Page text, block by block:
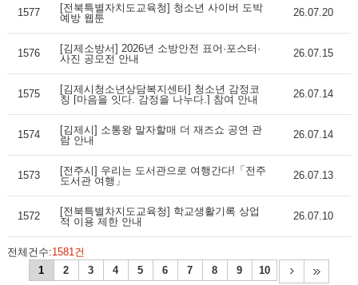
1577
[전북특별자치도교육청] 청소년 사이버 도박
예방 웹툰
26.07.20
1576
[김제소방서] 2026년 소방안전 표어·포스터·
사진 공모전 안내
26.07.15
1575
[김제시청소년상담복지센터] 청소년 감정코
칭 [마음을 잇다. 감정을 나누다.] 참여 안내
26.07.14
1574
[김제시] 소통왕 말자할매 더 재즈쇼 공연 관
람 안내
26.07.14
1573
[전주시] 우리는 도서관으로 여행간다!「전주
도서관 여행」
26.07.13
1572
[전북특별차지도교육청] 학교생활기록 상업
적 이용 제한 안내
26.07.10
전체건수:1581건
1
2 3 4 5 6 7 8 9 10